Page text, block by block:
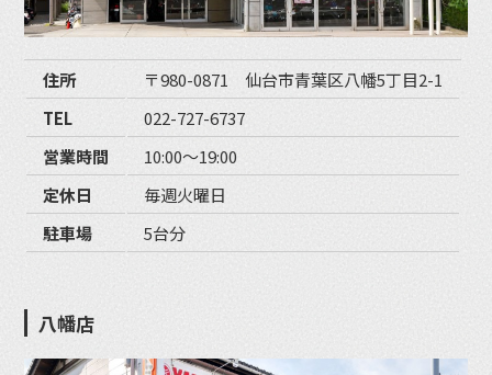
住所
〒980-0871 仙台市青葉区八幡5丁目2-1
TEL
022-727-6737
営業時間
10:00〜19:00
定休日
毎週火曜日
駐車場
5台分
八幡店